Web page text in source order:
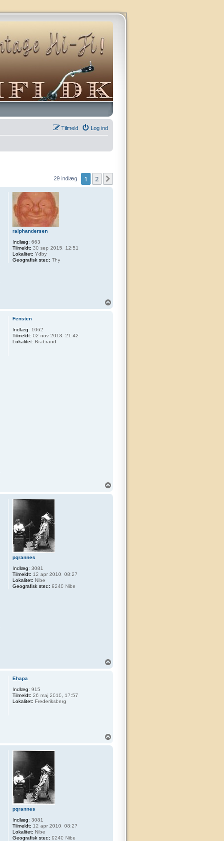
Log ind
Tilmeld
29 indlæg 1 2
ralphandersen
Indlæg: 663
Tilmeldt: 30 sep 2015, 12:51
Lokalitet: Ydby
Geografisk sted: Thy
Fensten
Indlæg: 1062
Tilmeldt: 02 nov 2018, 21:42
Lokalitet: Brabrand
pqrannes
Indlæg: 3081
Tilmeldt: 12 apr 2010, 08:27
Lokalitet: Nibe
Geografisk sted: 9240 Nibe
Ehapa
Indlæg: 915
Tilmeldt: 26 maj 2010, 17:57
Lokalitet: Frederiksberg
pqrannes
Indlæg: 3081
Tilmeldt: 12 apr 2010, 08:27
Lokalitet: Nibe
Geografisk sted: 9240 Nibe